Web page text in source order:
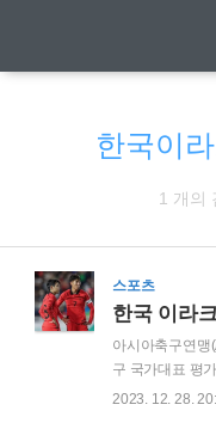
한국이
1 개의
스포츠
아시아축구연맹
구 국가대표 평
을 원하시는 분
2023. 12. 28.